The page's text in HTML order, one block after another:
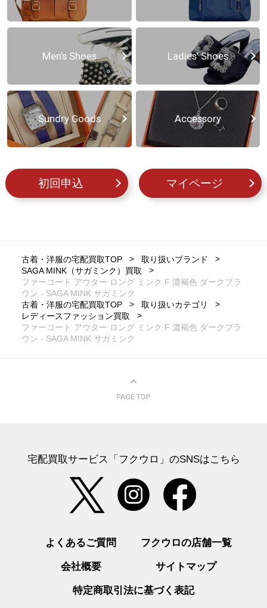
Men’s Shoes Ladies’ Shoes
Sundry Goods Accessory
初回申込 マイページ
古着・洋服の宅配買取TOP
取り扱いブランド
SAGA MINK（サガミンク）買取
ファーコート アウター ロング ミンク F 濃褐色 ダークブラ
ウン - SAGA MINK サガミンク
古着・洋服の宅配買取TOP
取り扱いカテゴリ
レディースファッション買取
ファーコート アウター ロング ミンク F 濃褐色 ダークブラ
ウン - SAGA MINK サガミンク
宅配買取サービス「フクウロ」のSNSはこちら
よくあるご質問 フクウロの店舗一覧
会社概要 サイトマップ
特定商取引法に基づく表記